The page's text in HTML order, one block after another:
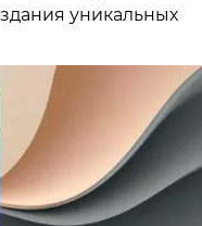
уникальных